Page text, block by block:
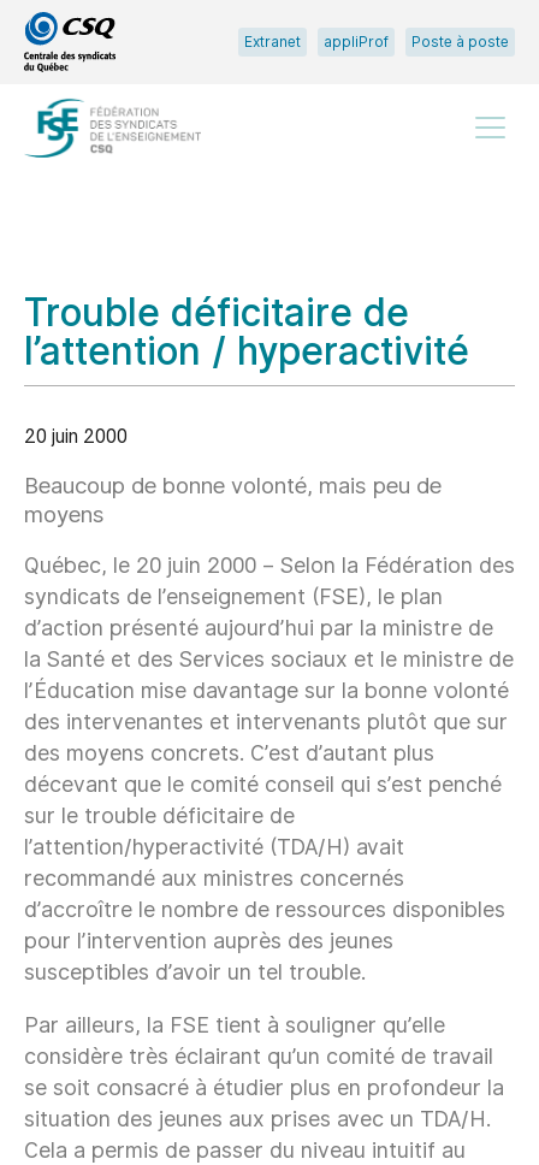
Passer
au
menu
principal
Passer
au
contenu
Extranet appliProf Poste à poste
Trouble déficitaire de
l’attention / hyperactivité
20 juin 2000
Beaucoup de bonne volonté, mais peu de
moyens
Québec, le 20 juin 2000 – Selon la Fédération des
syndicats de l’enseignement (FSE), le plan
d’action présenté aujourd’hui par la ministre de
la Santé et des Services sociaux et le ministre de
l’Éducation mise davantage sur la bonne volonté
des intervenantes et intervenants plutôt que sur
des moyens concrets. C’est d’autant plus
décevant que le comité conseil qui s’est penché
sur le trouble déficitaire de
l’attention/hyperactivité (TDA/H) avait
recommandé aux ministres concernés
d’accroître le nombre de ressources disponibles
pour l’intervention auprès des jeunes
susceptibles d’avoir un tel trouble.
Par ailleurs, la FSE tient à souligner qu’elle
considère très éclairant qu’un comité de travail
se soit consacré à étudier plus en profondeur la
situation des jeunes aux prises avec un TDA/H.
Cela a permis de passer du niveau intuitif au